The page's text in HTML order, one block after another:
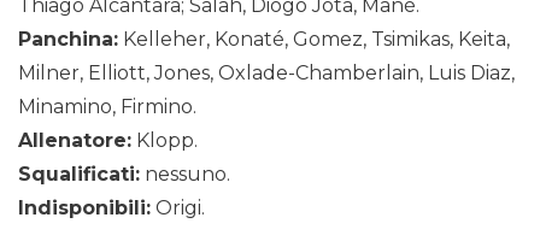
Thiago Alcantara; Salah, Diogo Jota, Mané.
Panchina: Kelleher, Konaté, Gomez, Tsimikas, Keita,
Milner, Elliott, Jones, Oxlade-Chamberlain, Luis Diaz,
Minamino, Firmino.
Allenatore: Klopp.
Squalificati: nessuno.
Indisponibili: Origi.